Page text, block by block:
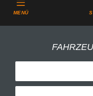
MENÜ